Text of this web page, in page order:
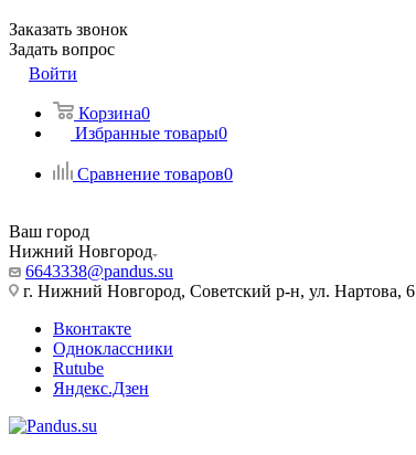
Заказать звонок
Задать вопрос
Войти
Корзина0
Избранные товары0
Сравнение товаров0
Ваш город
Нижний Новгород
6643338@pandus.su
г. Нижний Новгород, Советский р-н, ул. Нартова, 6
Вконтакте
Одноклассники
Rutube
Яндекс.Дзен